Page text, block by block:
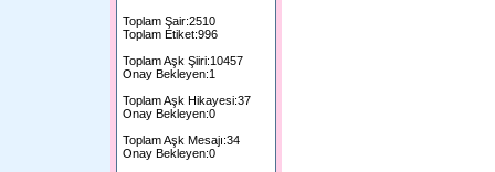
Toplam Şair:2510
Toplam Etiket:996
Toplam Aşk Şiiri:10457
Onay Bekleyen:1
Toplam Aşk Hikayesi:37
Onay Bekleyen:0
Toplam Aşk Mesajı:34
Onay Bekleyen:0